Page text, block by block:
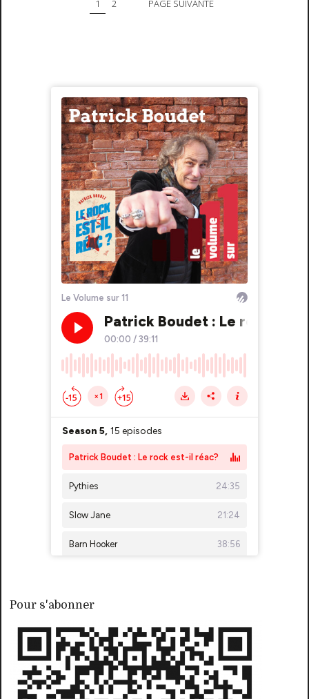
Pour s'abonner
1 2 PAGE SUIVANTE